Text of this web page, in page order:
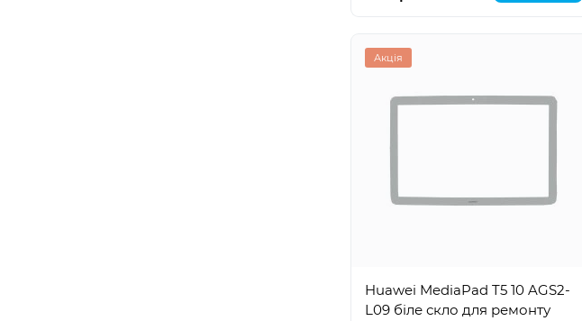
Акція
Huawei MediaPad T5 10 AGS2-
L09 біле скло для ремонту